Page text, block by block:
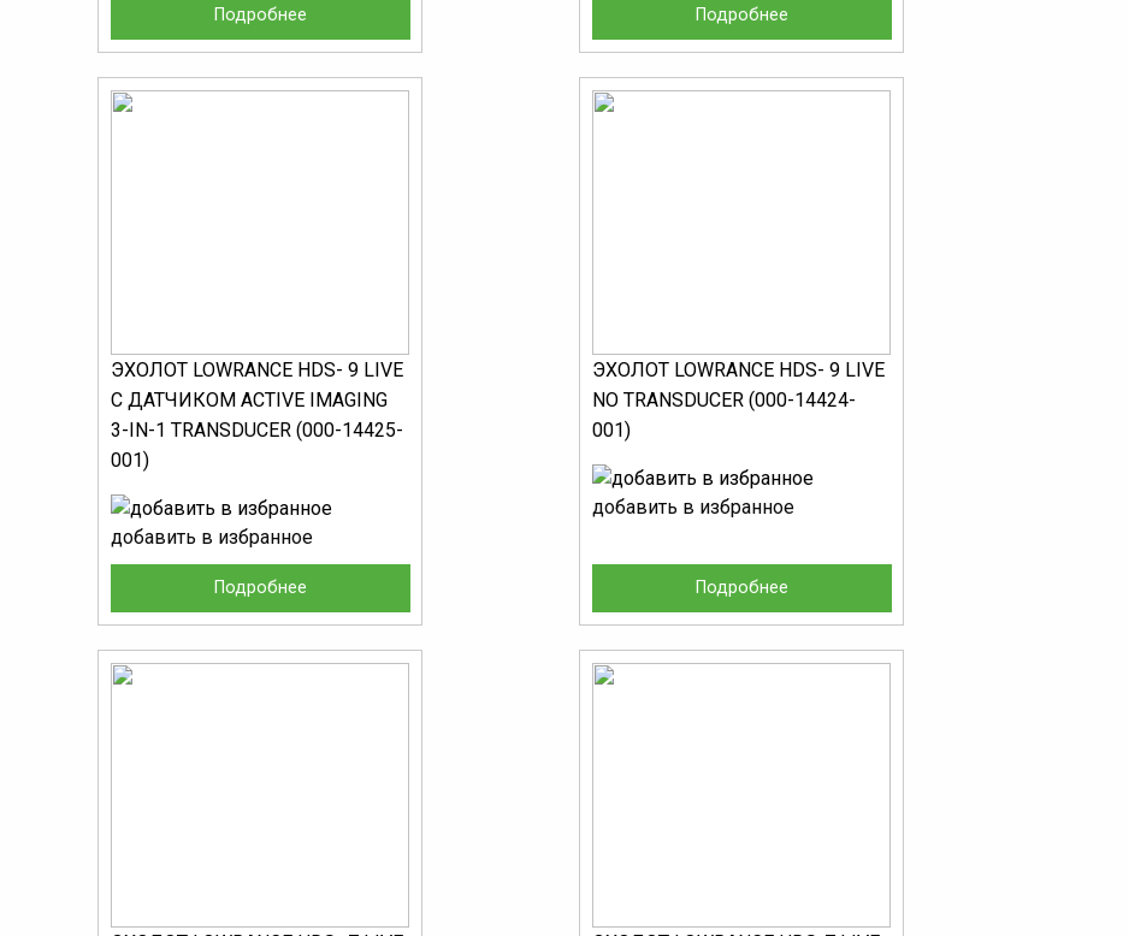
Подробнее Подробнее
ЭХОЛОТ LOWRANCE HDS- 9 LIVE
С ДАТЧИКОМ ACTIVE IMAGING
3-IN-1 TRANSDUCER (000-14425-
001)
Подробнее
добавить в избранное
ЭХОЛОТ LOWRANCE HDS- 9 LIVE
NO TRANSDUCER (000-14424-
001)
Подробнее
добавить в избранное